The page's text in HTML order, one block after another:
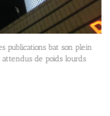
publications bat son plein
de poids lourds